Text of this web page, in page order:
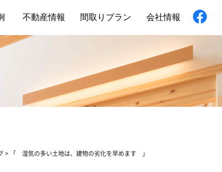
住宅
不動産情報 間取りプラン 会社情報
> 「 湿気の多い土地は、建物の劣化を早めます 」